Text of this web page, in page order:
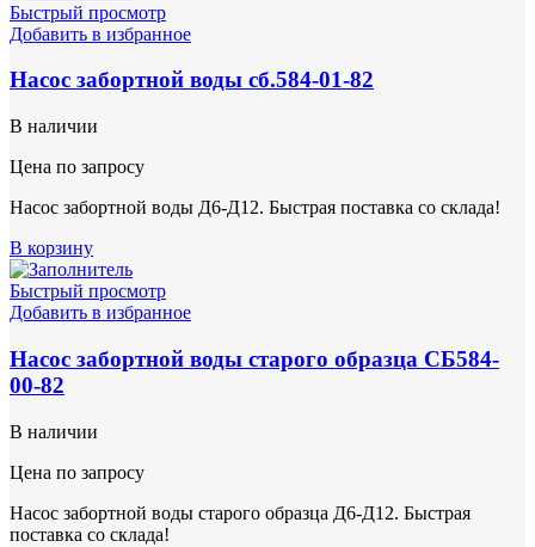
Быстрый просмотр
Добавить в избранное
Насос забортной воды сб.584-01-82
В наличии
Цена по запросу
Насос забортной воды Д6-Д12. Быстрая поставка со склада!
В корзину
Быстрый просмотр
Добавить в избранное
Насос забортной воды старого образца СБ584-
00-82
В наличии
Цена по запросу
Насос забортной воды старого образца Д6-Д12. Быстрая
поставка со склада!